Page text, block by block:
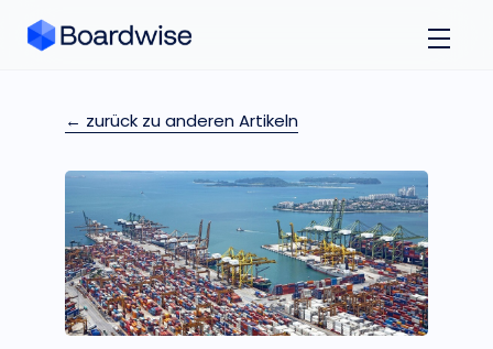
← zurück zu anderen Artikeln